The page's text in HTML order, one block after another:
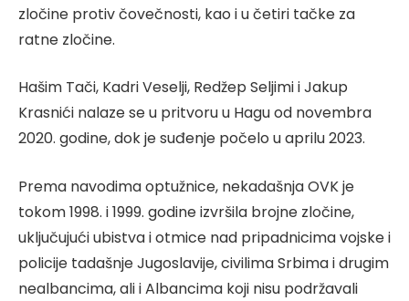
zločine protiv čovečnosti, kao i u četiri tačke za
ratne zločine.
Hašim Tači, Kadri Veselji, Redžep Seljimi i Jakup
Krasnići nalaze se u pritvoru u Hagu od novembra
2020. godine, dok je suđenje počelo u aprilu 2023.
Prema navodima optužnice, nekadašnja OVK je
tokom 1998. i 1999. godine izvršila brojne zločine,
uključujući ubistva i otmice nad pripadnicima vojske i
policije tadašnje Jugoslavije, civilima Srbima i drugim
nealbancima, ali i Albancima koji nisu podržavali